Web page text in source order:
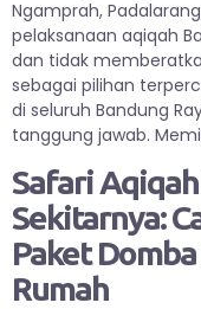
Ngamprah,
pelaksanaan aqiqah
dan tidak
sebagai pilihan
di seluruh Bandung
tanggung jawab.
Safari
Sekitarnya:
Paket
Rumah